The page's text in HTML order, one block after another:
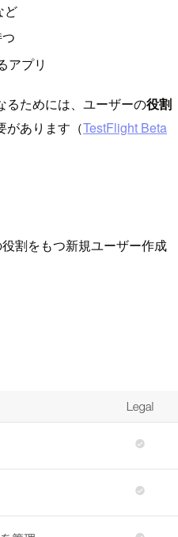
ど
アプリ
るためには、ユーザーの役割
があります（TestFlight Beta
割をもつ新規ユーザー作成